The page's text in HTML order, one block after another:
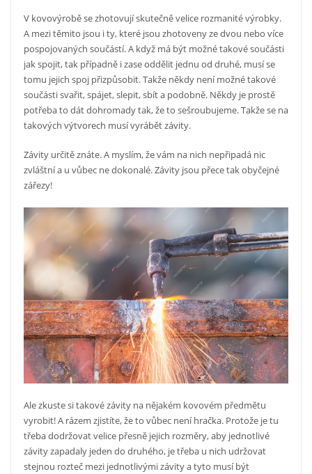
V kovovýrobě se zhotovují skutečně velice rozmanité výrobky.
A mezi těmito jsou i ty, které jsou zhotoveny ze dvou nebo více
pospojovaných součástí. A když má být možné takové součásti
jak spojit, tak případně i zase oddělit jednu od druhé, musí se
tomu jejich spoj přizpůsobit. Takže někdy není možné takové
součásti svařit, spájet, slepit, sbít a podobně. Někdy je prostě
potřeba to dát dohromady tak, že to sešroubujeme. Takže se na
takových výtvorech musí vyrábět závity.
Závity určitě znáte. A myslím, že vám na nich nepřipadá nic
zvláštní a u vůbec ne dokonalé. Závity jsou přece tak obyčejné
zářezy!
Ale zkuste si takové závity na nějakém kovovém předmětu
vyrobit! A rázem zjistíte, že to vůbec není hračka. Protože je tu
třeba dodržovat velice přesně jejich rozměry, aby jednotlivé
závity zapadaly jeden do druhého, je třeba u nich udržovat
stejnou rozteč mezi jednotlivými závity a tyto musí být